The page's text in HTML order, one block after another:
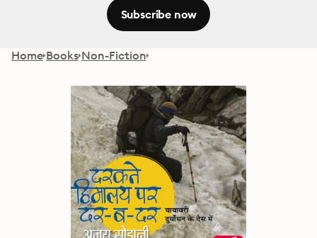
Subscribe now
Home Books Non-Fiction